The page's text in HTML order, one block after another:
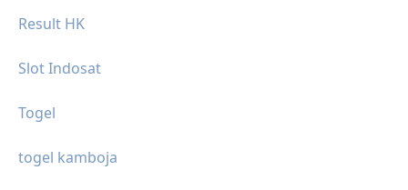
Result HK
Slot Indosat
Togel
togel kamboja